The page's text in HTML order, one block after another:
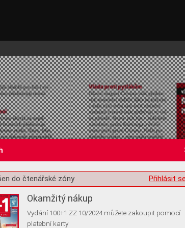
s ukládáním volitelných informací Přihlásit
do čtenářské zóny
Okamžitý nákup
Vydání 100+1 ZZ 10/2024 můžete zakoupit pomocí
platební karty